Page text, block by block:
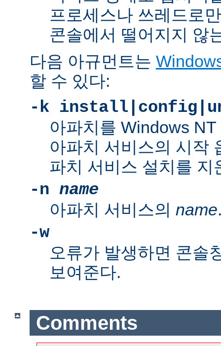
프로세스나 쓰레드로
콘솔에서 떨어지지 않
다음 아규먼트는
할 수 있다:
-k
아파치를 Windows
아파치 서비스의 시작
파치 서비스 설치를 지
-n name
아파치 서비스의 name
-w
오류가 발생하면 콘솔
보여준다.
Comments